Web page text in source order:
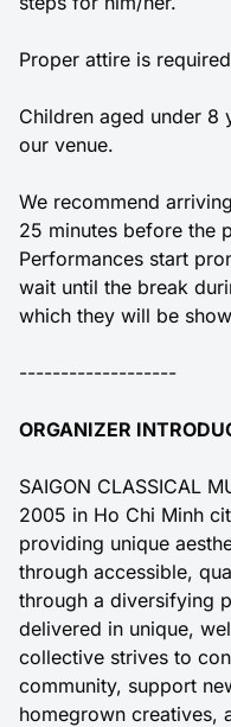
Proper attire is
Children aged under 8
our venue.
We recommend
25 minutes before the
Performances start
wait until the break
which they will be
-------------------
ORGANIZER
SAIGON CLASSICAL
2005 in Ho Chi Minh
providing unique
through accessible,
through a diversifying
delivered in unique,
collective strives to
community, support
homegrown creatives,